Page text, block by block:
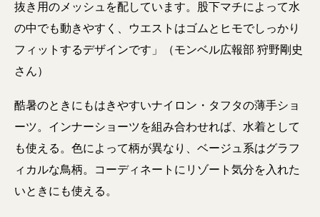
抜き用のメッシュを配しています。股下マチによって水
の中でも動きやすく、ウエストはゴムとヒモでしっかり
フィットするデザインです」（モンベル広報部 狩野剛史
さん）
酷暑のときにもはきやすいナイロン・タフタの薄手ショ
ーツ。インナーショーツを組み合わせれば、水着として
も使える。色によって柄が異なり、ベージュ系はグラフ
ィカルな鳥柄。コーディネートにリゾート気分を入れた
いときにも使える。